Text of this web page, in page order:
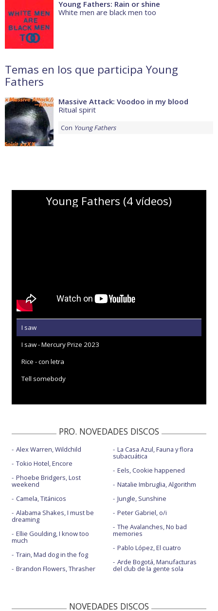
Young Fathers: Rain or shine
White men are black men too
Temas en los que participa Young
Fathers
Massive Attack: Voodoo in my blood
Ritual spirit
Con Young Fathers
Young Fathers (4 vídeos)
I saw
I saw - Mercury Prize 2023
Rice - con letra
Tell somebody
PRO. NOVEDADES DISCOS
Alex Warren, Wildchild
Tokio Hotel, Encore
Phoebe Bridgers, Lost
weekend
Camela, Titánicos
Alabama Shakes, I must be
dreaming
Ellie Goulding, I know too
much
Train, Mad dog in the fog
Brandon Flowers, Thrasher
La Casa Azul, Fauna y flora
subacuática
Eels, Cookie happened
Natalie Imbruglia, Algorithm
Jungle, Sunshine
Peter Gabriel, o/i
The Avalanches, No bad
memories
Pablo López, El cuatro
Arde Bogotá, Manufacturas
del club de la gente sola
NOVEDADES DISCOS